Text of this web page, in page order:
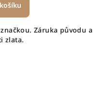
Záruka původu a
zlata.